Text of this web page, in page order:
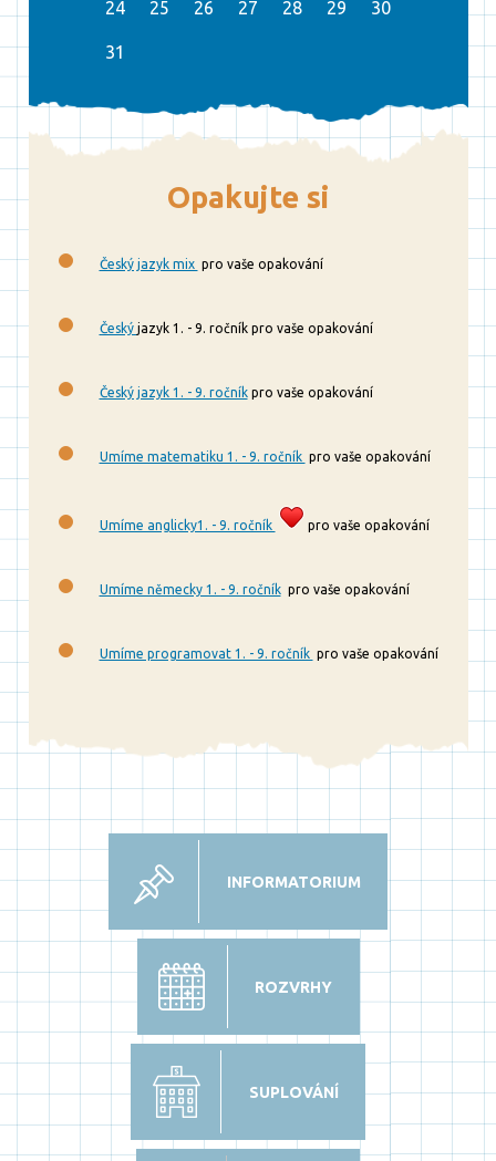
24 25 26 27 28 29 30
31
Opakujte si
Český jazyk mix pro vaše opakování
Český jazyk 1. - 9. ročník pro vaše opakování
Český jazyk 1. - 9. ročníkpro vaše opakování
Umíme matematiku 1. - 9. ročník pro vaše opakování
Umíme anglicky1. - 9. ročník pro vaše opakování
Umíme německy 1. - 9. ročníkpro vaše opakování
Umíme programovat 1. - 9. ročník pro vaše opakování
INFORMATORIUM
ROZVRHY
SUPLOVÁNÍ